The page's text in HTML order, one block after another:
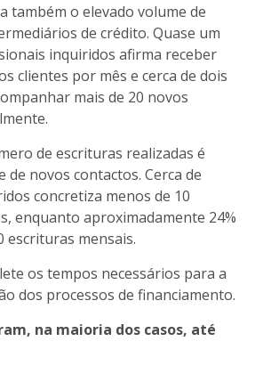
também o elevado volume de
de crédito. Quase um
inquiridos afirma receber
clientes por mês e cerca de dois
mais de 20 novos
de escrituras realizadas é
novos contactos. Cerca de
concretiza menos de 10
enquanto aproximadamente 24%
escrituras mensais.
os tempos necessários para a
dos processos de financiamento.
na maioria dos casos, até